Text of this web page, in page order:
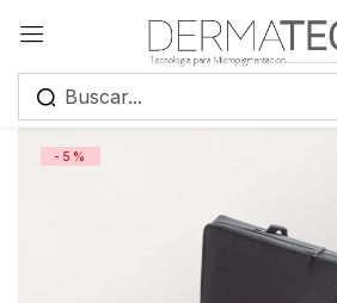
-5%
Registrarse
Recuérdame